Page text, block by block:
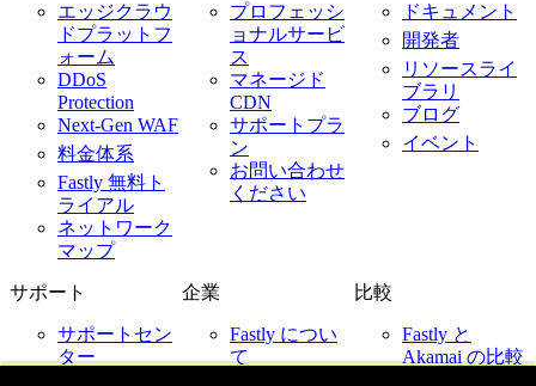
エッジクラウ
ドプラットフ
ォーム
DDoS
Protection
Next-Gen WAF
料金体系
Fastly 無料ト
ライアル
ネットワーク
マップ
プロフェッシ
ョナルサービ
ス
マネージド
CDN
サポートプラ
ン
お問い合わせ
ください
ドキュメント
開発者
リソースライ
ブラリ
ブログ
イベント
サポート
サポートセン
ター
企業
Fastly につい
て
比較
Fastly と
Akamai の比較